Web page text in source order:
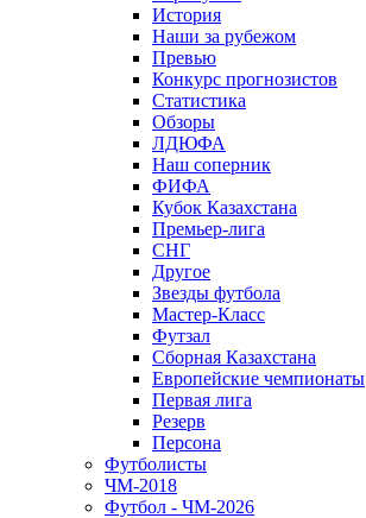
История
Наши за рубежом
Превью
Конкурс прогнозистов
Статистика
Обзоры
ЛДЮФА
Наш соперник
ФИФА
Кубок Казахстана
Премьер-лига
СНГ
Другое
Звезды футбола
Мастер-Класс
Футзал
Сборная Казахстана
Европейские чемпионаты
Первая лига
Резерв
Персона
Футболисты
ЧМ-2018
Футбол - ЧМ-2026